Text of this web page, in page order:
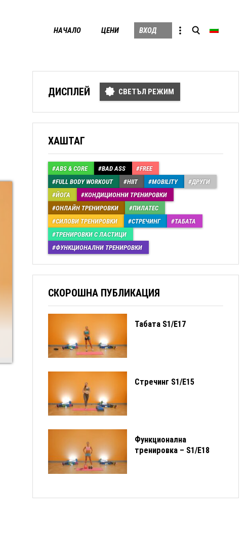
НАЧАЛО ЦЕНИ ВХОД
ДИСПЛЕЙ СВЕТЪЛ РЕЖИМ
ХАШТАГ
ABS & CORE BAD ASS
FREE
FULL BODY WORKOUT
HIIT MOBILITY
ДРУГИ
ЙОГА
КОНДИЦИОННИ ТРЕНИРОВКИ
ОНЛАЙН ТРЕНИРОВКИ
ПИЛАТЕС
СИЛОВИ ТРЕНИРОВКИ
СТРЕЧИНГ
ТАБАТА
ТРЕНИРОВКИ С ЛАСТИЦИ
ФУНКЦИОНАЛНИ ТРЕНИРОВКИ
СКОРОШНА ПУБЛИКАЦИЯ
Табата S1/Е17
Стречинг S1/Е15
Функционална
тренировка – S1/E18